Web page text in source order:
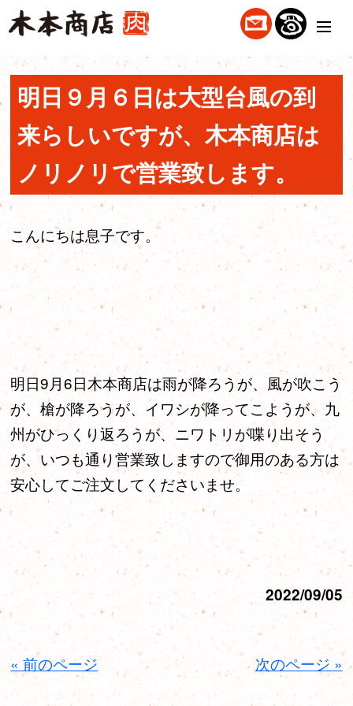
明日９月６日は大型台風の到
来らしいですが、木本商店は
ノリノリで営業致します。
こんにちは息子です。
明日9月6日木本商店は雨が降ろうが、風が吹こう
が、槍が降ろうが、イワシが降ってこようが、九
州がひっくり返ろうが、ニワトリが喋り出そう
が、いつも通り営業致しますので御用のある方は
安心してご注文してくださいませ。
2022/09/05
« 前のページ 次のページ »